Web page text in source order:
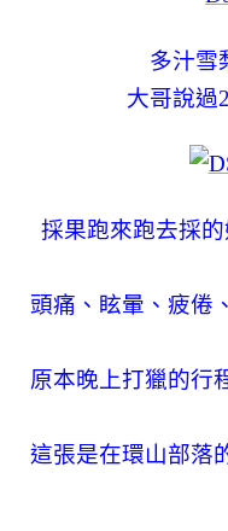
多汁雪
大哥說過
採果跑來跑去採
頭痛、眩暈、疲
原本晚上打獵的行
這張是在環山部落